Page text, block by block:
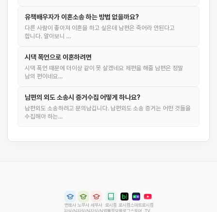
유책배우자가 이혼소송 하는 방법 없을까요?
다른 사람이 좋아져 이혼을 하고 싶은데 남편은 죽어라 안된다고
합니다. 알아보니 …
시댁 폭언으로 이혼하려면
시댁 폭언 때문에 더이상 같이 못 살겠네요 제편을 해줄 남편은 정말
남의 편이네요…
남편의 외도 소송시 증거수집 어떻게 하나요?
남편외도 소송하려고 문의남깁니다. 남편외도 소송 증거는 어떤 것들을
수집해야 하는…
변호사
지식iN
노무사
지식iN
세무사
지식iN
로시컴
법률정보
로시컴
블로그
스마트
스토어
로시컴
TV